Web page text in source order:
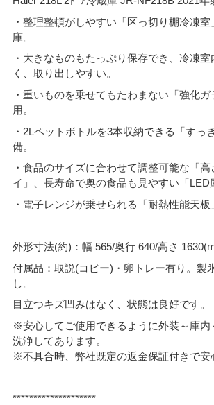
・整理整頓がしやすい「区っ切り棚冷凍
庫。
・大きなものもたっぷり保存でき、冷凍
く、取り出しやすい。
・重いものを乗せてもたわまない「強化
用。
・2Lペットボトルを3本収納できる「すっ
備。
・食品のサイズに合わせて調整可能な「
イ」、長寿命で奥の食品も見やすい「LED
・電子レンジが乗せられる「耐熱性能天板
外形寸法(約)：幅 565/奥行 640/高さ
付属品：取説(コピー)・卵トレー有り。製
し。
目立つキズ凹みはなく、状態は良好です。
※安心してご使用できるように外装～庫内
洗浄してあります。
※不具合時、弊社既定の返金保証付きで安
********************